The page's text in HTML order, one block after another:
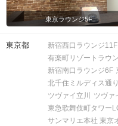
東京ラウンジ5F
東京都 新宿西口ラウンジ11F
有楽町リゾートラウ
新宿南口ラウンジ6F
北千住ミルディス通
ツヴァイ立川
ツヴァ
東急歌舞伎町タワー
サンマリエ本社 東京